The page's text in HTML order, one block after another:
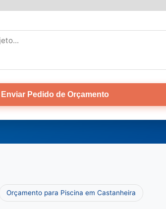
Enviar Pedido de Orçamento
Orçamento para Piscina em Castanheira